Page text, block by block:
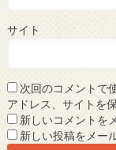
サイト
次回のコメントで
アドレス、サイトを
新しいコメントを
新しい投稿をメー